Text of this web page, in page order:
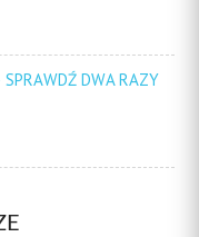
SPRAWDŹ DWA RAZY